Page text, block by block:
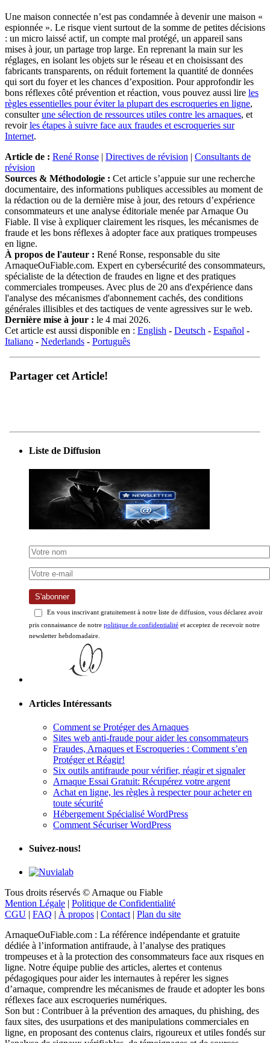
Une maison connectée n’est pas condamnée à devenir une maison «
espionnée ». Le risque vient surtout de la somme de petites décisions
: un micro laissé actif, un compte mal protégé, un appareil sans
mises à jour, un partage trop large. En reprenant la main sur les
réglages, en isolant les objets sur le réseau et en choisissant des
fabricants transparents, on réduit fortement la quantité de données
qui sort du foyer et les chances d’exposition. Pour approfondir les
bons réflexes côté prévention et réaction, vous pouvez aussi lire les
règles essentielles pour éviter la plupart des escroqueries en ligne,
consulterune sélection de ressources utiles contre les arnaques, et
revoirles étapes à suivre face aux fraudes et escroqueries sur
Internet.
Article de : René Ronse | Directives de révision | Consultants de
révision
Sources & Méthodologie : Cet article s’appuie sur une recherche
documentaire, des informations publiques accessibles au moment de
la rédaction ou de la dernière mise à jour, des retours d’expérience
consommateurs et une analyse éditoriale menée par Arnaque Ou
Fiable. Il vise à expliquer clairement les risques, les mécanismes de
fraude et les bons réflexes à adopter face aux pratiques trompeuses
en ligne.
À propos de l'auteur : René Ronse, responsable du site
ArnaqueOuFiable.com. Expert en cybersécurité des consommateurs,
spécialiste de la détection de fraudes en ligne et des pratiques
commerciales trompeuses. Avec plus de 20 ans d'expérience dans
l'analyse des mécanismes d'abonnement cachés, des conditions
générales illisibles et des tactiques de vente agressives sur le web.
Dernière mise à jour : le 4 mai 2026.
Cet article est aussi disponible en : English - Deutsch - Español -
Italiano - Nederlands - Português
Partager cet Article!
Liste de Diffusion
S'abonner
En vous inscrivant gratuitement à notre liste de diffusion, vous déclarez avoir
pris connaissance de notre politique de confidentialité et acceptez de recevoir notre
newsletter hebdomadaire.
Articles Intéressants
Comment se Protéger des Arnaques
Sites web anti-fraude pour aider les consommateurs
Fraudes, Arnaques et Escroqueries : Comment s’en
Protéger et Réagir!
Six outils antifraude pour vérifier, réagir et signaler
Arnaque Essai Gratuit: Récupérez votre argent
Achat en ligne, les règles à respecter pour acheter en
toute sécurité
Hébergement Spécialisé WordPress
Comment Sécuriser WordPress
Suivez-nous!
Tous droits réservés © Arnaque ou Fiable
Mention Légale | Politique de Confidentialité
CGU | FAQ | À propos | Contact | Plan du site
ArnaqueOuFiable.com : La référence indépendante et gratuite
dédiée à l’information antifraude, à l’analyse des pratiques
trompeuses et à la protection des consommateurs face aux risques en
ligne. Notre équipe publie des articles, alertes et contenus
pédagogiques pour aider les internautes à repérer les signes
d’arnaque, comprendre les mécanismes de fraude et adopter les bons
réflexes face aux escroqueries numériques.
Son but : Contribuer à la prévention des arnaques, du phishing, des
faux sites, des usurpations et des manipulations commerciales en
ligne, en proposant des contenus clairs, rigoureux et utiles fondés sur